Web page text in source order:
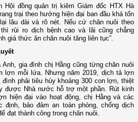
Hội đồng quản trị kiêm Giám đốc HTX Hà
trại theo hướng hiện đại ban đầu khá tốn
lâu dài và rõ nét. Nếu cứ chăn nuôi theo
rủi ro dịch bệnh cao và lãi cũng chẳng
giá thức ăn chăn nuôi tăng liên tục”.
gia đình chị Hằng cũng từng chăn nuôi
lợn mỗi lứa. Nhưng năm 2019, dịch tả lợn
phải tiêu hủy khoảng 300 con lợn, thiệt
được Nhà nước hỗ trợ một phần. Rút kinh
hiện đại vào hoạt động, chị Hằng và các
định, bảo đảm an toàn phòng, chống dịch
đạt thành công trong chăn nuôi.